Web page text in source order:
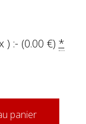
) :- (0.00€)*
panier